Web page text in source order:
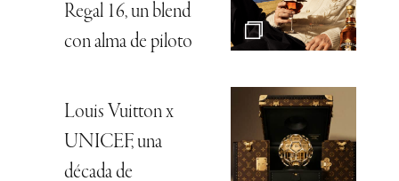
Regal 16, un blend
con alma de piloto
Louis Vuitton x
UNICEF, una
década de